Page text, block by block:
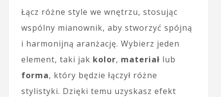
Łącz różne style we wnętrzu, stosując
wspólny mianownik, aby stworzyć spójną
i harmonijną aranżację. Wybierz jeden
element, taki jak kolor, materiał lub
forma, który będzie łączył różne
stylistyki. Dzięki temu uzyskasz efekt